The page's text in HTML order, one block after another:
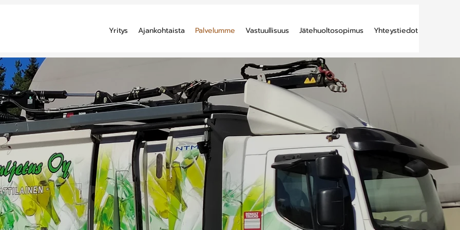
Yritys Ajankohtaista Palvelumme Vastuullisuus Jätehuoltosopimus Yhteystiedot
ja osaava